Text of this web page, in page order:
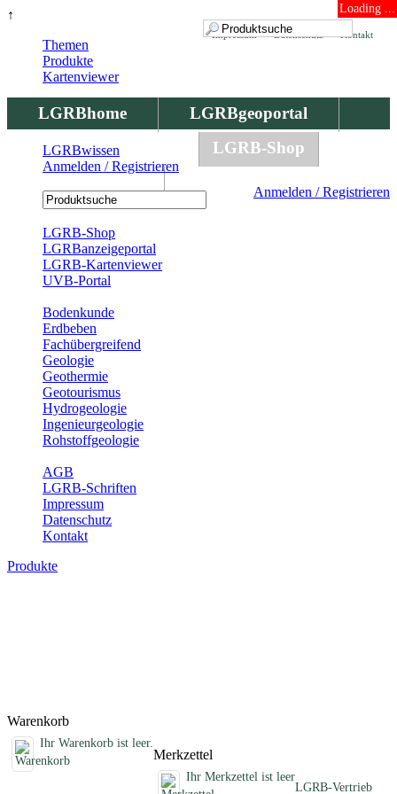
↑ Loading ...
Kontakt
Datenschutz
Impressum
LGRBhome
LGRBgeoportal
LGRBbohrungen
LGRB-Shop
Anmelden / Registrieren
Themen
Produkte
Kartenviewer
LGRBwissen
Anmelden / Registrieren
LGRB-Shop
LGRBanzeigeportal
LGRB-Kartenviewer
UVB-Portal
Bodenkunde
Erdbeben
Fachübergreifend
Geologie
Geothermie
Geotourismus
Hydrogeologie
Ingenieurgeologie
Rohstoffgeologie
AGB
LGRB-Schriften
Impressum
Datenschutz
Kontakt
Produkte
Warenkorb
Ihr Warenkorb ist leer.
Merkzettel
Ihr Merkzettel ist leer
LGRB-Vertrieb